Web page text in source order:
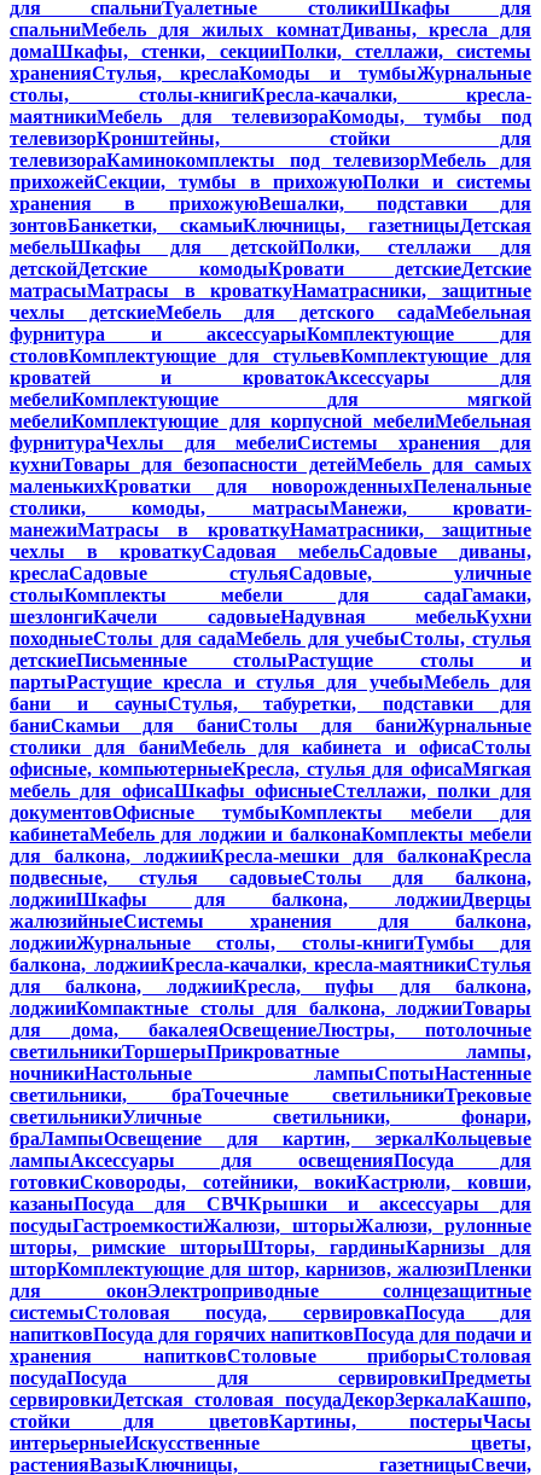
для спальниТуалетные столикиШкафы для
спальниМебель для жилых комнатДиваны, кресла для
домаШкафы, стенки, секцииПолки, стеллажи, системы
храненияСтулья, креслаКомоды и тумбыЖурнальные
столы, столы-книгиКресла-качалки, кресла-
маятникиМебель для телевизораКомоды, тумбы под
телевизорКронштейны, стойки для
телевизораКаминокомплекты под телевизорМебель для
прихожейСекции, тумбы в прихожуюПолки и системы
хранения в прихожуюВешалки, подставки для
зонтовБанкетки, скамьиКлючницы, газетницыДетская
мебельШкафы для детскойПолки, стеллажи для
детскойДетские комодыКровати детскиеДетские
матрасыМатрасы в кроваткуНаматрасники, защитные
чехлы детскиеМебель для детского садаМебельная
фурнитура и аксессуарыКомплектующие для
столовКомплектующие для стульевКомплектующие для
кроватей и кроватокАксессуары для
мебелиКомплектующие для мягкой
мебелиКомплектующие для корпусной мебелиМебельная
фурнитураЧехлы для мебелиСистемы хранения для
кухниТовары для безопасности детейМебель для самых
маленькихКроватки для новорожденныхПеленальные
столики, комоды, матрасыМанежи, кровати-
манежиМатрасы в кроваткуНаматрасники, защитные
чехлы в кроваткуСадовая мебельСадовые диваны,
креслаСадовые стульяСадовые, уличные
столыКомплекты мебели для садаГамаки,
шезлонгиКачели садовыеНадувная мебельКухни
походныеСтолы для садаМебель для учебыСтолы, стулья
детскиеПисьменные столыРастущие столы и
партыРастущие кресла и стулья для учебыМебель для
бани и сауныСтулья, табуретки, подставки для
баниСкамьи для баниСтолы для баниЖурнальные
столики для баниМебель для кабинета и офисаСтолы
офисные, компьютерныеКресла, стулья для офисаМягкая
мебель для офисаШкафы офисныеСтеллажи, полки для
документовОфисные тумбыКомплекты мебели для
кабинетаМебель для лоджии и балконаКомплекты мебели
для балкона, лоджииКресла-мешки для балконаКресла
подвесные, стулья садовыеСтолы для балкона,
лоджииШкафы для балкона, лоджииДверцы
жалюзийныеСистемы хранения для балкона,
лоджииЖурнальные столы, столы-книгиТумбы для
балкона, лоджииКресла-качалки, кресла-маятникиСтулья
для балкона, лоджииКресла, пуфы для балкона,
лоджииКомпактные столы для балкона, лоджииТовары
для дома, бакалеяОсвещениеЛюстры, потолочные
светильникиТоршерыПрикроватные лампы,
ночникиНастольные лампыСпотыНастенные
светильники, браТочечные светильникиТрековые
светильникиУличные светильники, фонари,
браЛампыОсвещение для картин, зеркалКольцевые
лампыАксессуары для освещенияПосуда для
готовкиСковороды, сотейники, вокиКастрюли, ковши,
казаныПосуда для СВЧКрышки и аксессуары для
посудыГастроемкостиЖалюзи, шторыЖалюзи, рулонные
шторы, римские шторыШторы, гардиныКарнизы для
шторКомплектующие для штор, карнизов, жалюзиПленки
для оконЭлектроприводные солнцезащитные
системыСтоловая посуда, сервировкаПосуда для
напитковПосуда для горячих напитковПосуда для подачи и
хранения напитковСтоловые приборыСтоловая
посудаПосуда для сервировкиПредметы
сервировкиДетская столовая посудаДекорЗеркалаКашпо,
стойки для цветовКартины, постерыЧасы
интерьерныеИскусственные цветы,
растенияВазыКлючницы, газетницыСвечи,